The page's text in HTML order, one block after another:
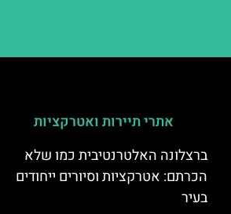
אתרי תיירות ואטרקציות
ברצלונה האלטרנטיבית כמו שלא
הכרתם: אטרקציות וסיורים ייחודים
בעיר